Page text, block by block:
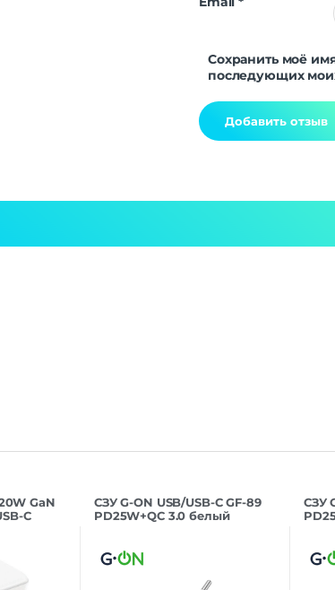
Сохранить моё
последующих
GaN
C
СЗУ G-ON USB/USB-C GF-89
PD25W+QC 3.0 белый
СЗУ